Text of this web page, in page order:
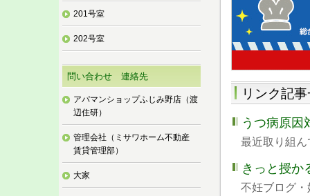
リンク記
うつ病原因
最近取り組
きっと授か
不妊ブログ
201号室
202号室
問い合わせ 連絡先
アパマンショップふじみ野店（渡
辺住研）
管理会社（ミサワホーム不動産
賃貸管理部）
大家